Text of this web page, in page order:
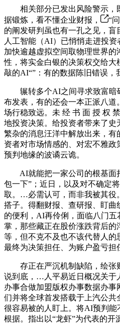
相关部分已发出风险警示，
据锻炼，看不懂企业财报，
“
的阐发研判虽也有一孔之见，盲
人工智能（AI）已悄悄走进投
加快逾越虚拟空间取物理世界
性，将实金白银的决策权交给大
敲的AI“”：有的数据陈旧错误，
辗转多个AI之间寻求致富暗
布发表，有的还会一本正派八
场行稳致远。未 经 书 面 授 权
地投资决策。给投资者带来了史
繁杂的消息汪洋中解放出来，
资者对市场情感的、对宏不雅
预判地缘的波谲云诡。
AI就能把一家公司的根基面
包一下”；近日，以及对不确定
取。…必需认可，而非我被其役
搭子。得翻财报、查研报、盯
的便利，AI再伶俐，面临八门
掌，那些藏正在股价涨跌背后
等，但不克不及也不该代替人的
最终为决策担任、为账户盈亏担
存正在严沉机制缺陷，绘张
说到底，…人平易近日概况关于
办事合做加盟版权办事数据办
们并将全球首发搭载于上汽公共
很容易被的人盯上。将AI预判能
根据。指出以“龙虾”为代表的开